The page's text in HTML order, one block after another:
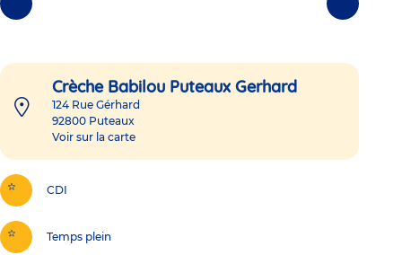
Photos
précédentes
Photos
suivantes
Crèche Babilou Puteaux Gerhard
124 Rue Gérhard
92800 Puteaux
Voir sur la carte
CDI
Temps plein